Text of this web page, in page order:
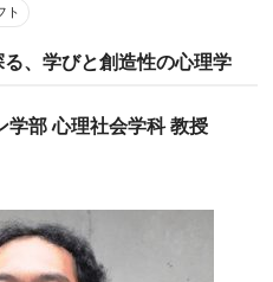
ト
、学びと創造性の心理学
学部 心理社会学科 教授